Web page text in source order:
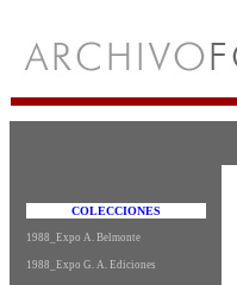
COLECCIONES
1988_Expo A. Belmonte
1988_Expo G. A. Ediciones